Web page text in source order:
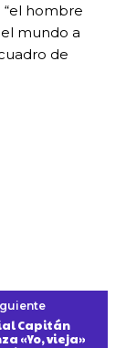
hombre
mundo a
de
Capitán
«Yo, vieja»